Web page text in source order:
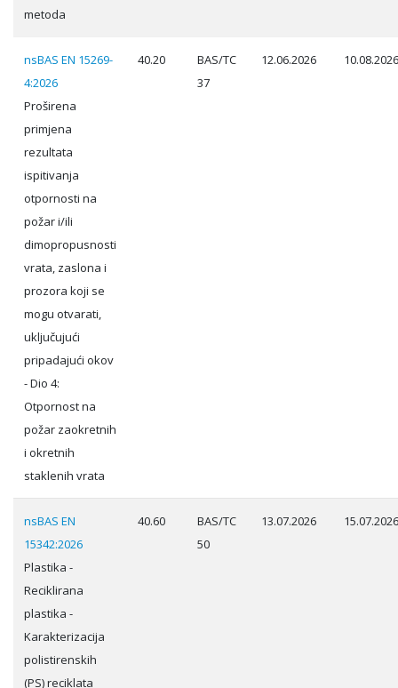
metoda
nsBAS EN 15269-
4:2026
Proširena
primjena
rezultata
ispitivanja
otpornosti na
požar i/ili
dimopropusnosti
vrata, zaslona i
prozora koji se
mogu otvarati,
uključujući
pripadajući okov
- Dio 4:
Otpornost na
požar zaokretnih
i okretnih
staklenih vrata
40.20
BAS/TC
37
12.06.2026 10.08.2026
nsBAS EN
15342:2026
Plastika -
Reciklirana
plastika -
Karakterizacija
polistirenskih
(PS) reciklata
40.60
BAS/TC
50
13.07.2026 15.07.2026